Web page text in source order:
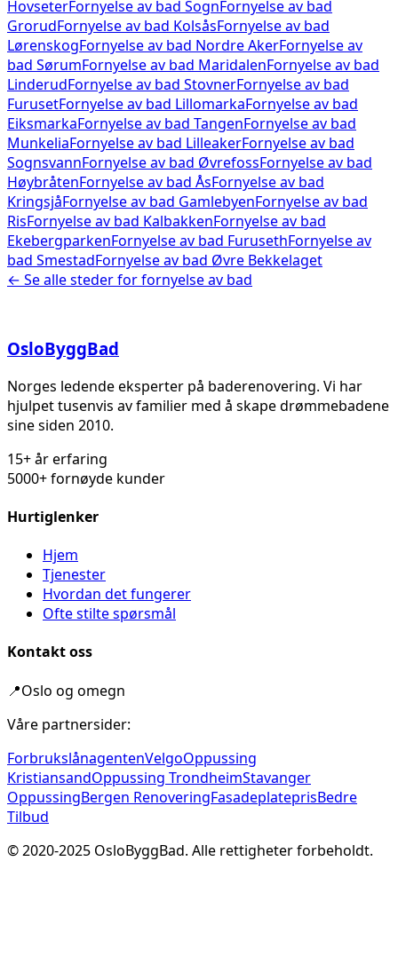
HovseterFornyelse av bad SognFornyelse av bad
GrorudFornyelse av bad KolsåsFornyelse av bad
LørenskogFornyelse av bad Nordre AkerFornyelse av
bad SørumFornyelse av bad MaridalenFornyelse av bad
LinderudFornyelse av bad StovnerFornyelse av bad
FurusetFornyelse av bad LillomarkaFornyelse av bad
EiksmarkaFornyelse av bad TangenFornyelse av bad
MunkeliaFornyelse av bad LilleakerFornyelse av bad
SognsvannFornyelse av bad ØvrefossFornyelse av bad
HøybråtenFornyelse av bad ÅsFornyelse av bad
KringsjåFornyelse av bad GamlebyenFornyelse av bad
RisFornyelse av bad KalbakkenFornyelse av bad
EkebergparkenFornyelse av bad FurusethFornyelse av
bad SmestadFornyelse av bad Øvre Bekkelaget
← Se alle steder forfornyelse av bad
OsloByggBad
Norges ledende eksperter på baderenovering. Vi har
hjulpet tusenvis av familier med å skape drømmebadene
sine siden 2010.
15+ år erfaring
5000+ fornøyde kunder
Hurtiglenker
Hjem
Tjenester
Hvordan det fungerer
Ofte stilte spørsmål
Kontakt oss
📍Oslo og omegn
Våre partnersider:
ForbrukslånagentenVelgoOppussing
KristiansandOppussing TrondheimStavanger
OppussingBergen RenoveringFasadeplateprisBedre
Tilbud
© 2020-2025 OsloByggBad. Alle rettigheter forbeholdt.